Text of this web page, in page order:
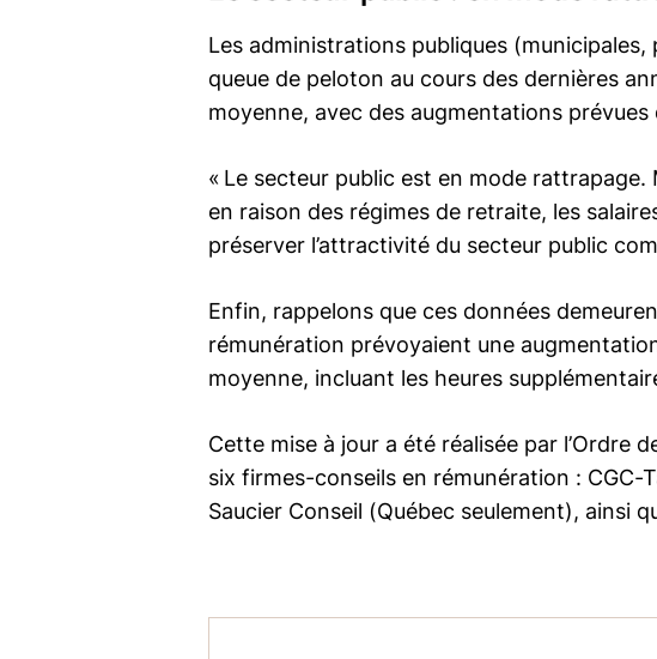
Les administrations publiques
queue de peloton au cours des dernières
moyenne, avec des augmentations prévues
« Le secteur public est en mode
en raison des régimes de retraite, les
préserver l’attractivité du secteur public
Enfin, rappelons que ces données
rémunération prévoyaient une
moyenne, incluant les heures
Cette mise à jour a été réalisée par l’Ordre
six firmes-conseils en rémunération : CGC-
Saucier Conseil (Québec seulement), ainsi